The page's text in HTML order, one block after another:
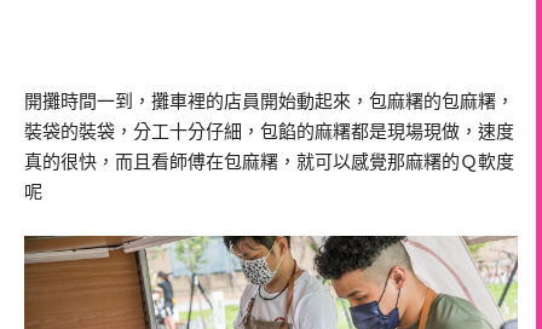
開攤時間一到，攤車裡的店員開始動起來，包麻糬的包麻糬，
裝袋的裝袋，分工十分仔細，包餡的麻糬都是現場現做，速度
真的很快，而且看師傅在包麻糬，就可以感覺那麻糬的Ｑ軟度
呢